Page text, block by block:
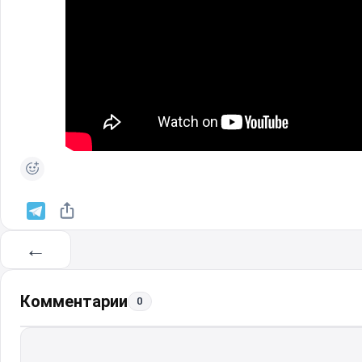
←
Комментарии 0